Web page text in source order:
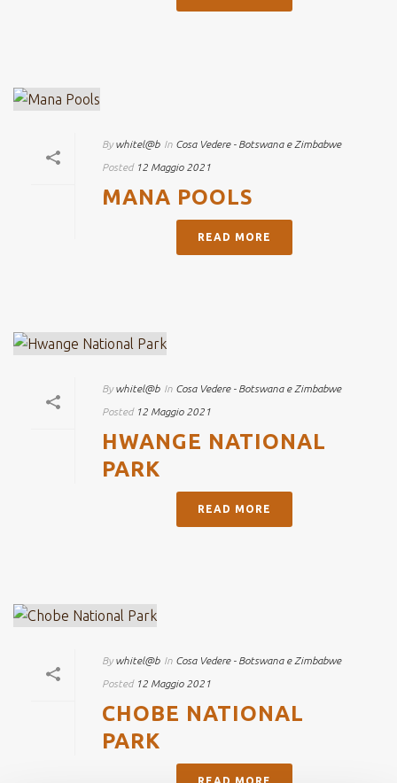
By whitel@b In Cosa Vedere - Botswana e Zimbabwe
Posted 12 Maggio 2021
MANA POOLS
READ MORE
By whitel@b In Cosa Vedere - Botswana e Zimbabwe
Posted 12 Maggio 2021
HWANGE NATIONAL
PARK
READ MORE
By whitel@b In Cosa Vedere - Botswana e Zimbabwe
Posted 12 Maggio 2021
CHOBE NATIONAL
PARK